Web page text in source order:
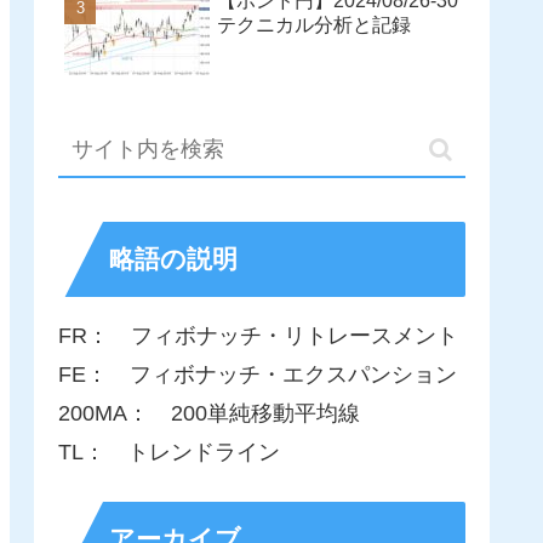
テクニカル分析と記録
略語の説明
FR： フィボナッチ・リトレースメント
FE： フィボナッチ・エクスパンション
200MA： 200単純移動平均線
TL： トレンドライン